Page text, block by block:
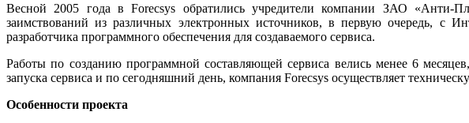
Весной 2005 года в Forecsys обратились учредители компании ЗАО «Анти-
заимствований из различных электронных источников, в первую очередь, с
разработчика программного обеспечения для создаваемого сервиса.
Работы по созданию программной составляющей сервиса велись менее 6
запуска сервиса и по сегодняшний день, компания Forecsys осуществляет
Особенности проекта